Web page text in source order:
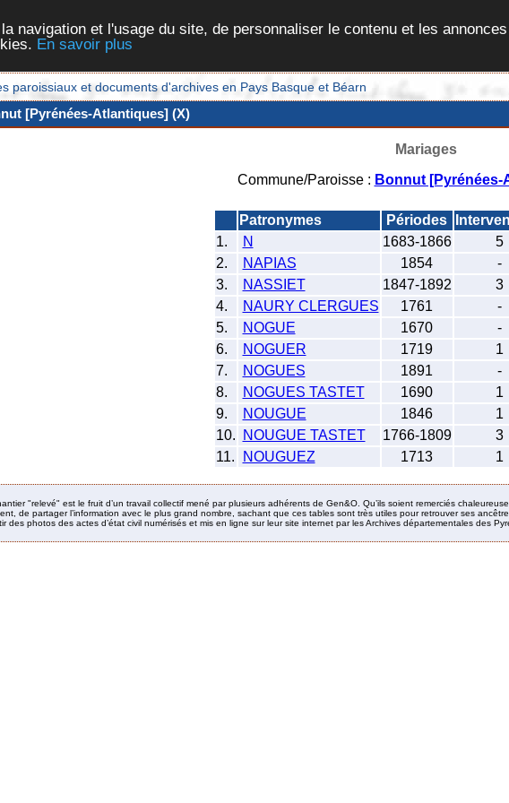
navigation et l'usage du site, de personnaliser le contenu et les
En savoir plus
paroissiaux et documents d'archives en Pays Basque et Béarn
[Pyrénées-Atlantiques] (X)
Mariages
Commune/Paroisse : Bonnut [Pyrénées-
Patronymes Périodes
1.
N 1683-1866 5
2.
NAPIAS 1854 -
3.
NASSIET 1847-1892 3
4.
NAURY CLERGUES 1761 -
5.
NOGUE 1670 -
6.
NOGUER 1719 1
7.
NOGUES 1891 -
8.
NOGUES TASTET 1690 1
9.
NOUGUE 1846 1
10.
NOUGUE TASTET 1766-1809 3
11.
NOUGUEZ 1713 1
"relevé" est le fruit d’un travail collectif mené par plusieurs adhérents de Gen&O. Qu’ils soient remerciés
de partager l’information avec le plus grand nombre, sachant que ces tables sont très utiles pour retrouver ses
des photos des actes d’état civil numérisés et mis en ligne sur leur site internet par les Archives départementales des